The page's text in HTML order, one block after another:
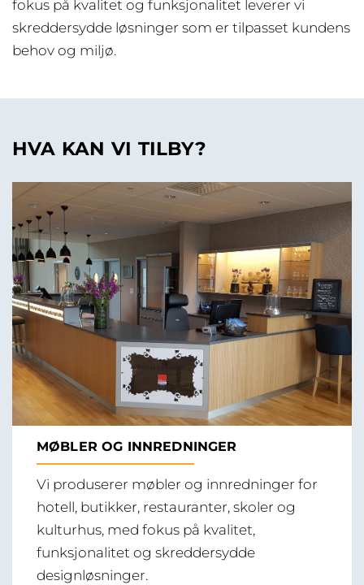
fokus på kvalitet og funksjonalitet leverer vi
skreddersydde løsninger som er tilpasset kundens
behov og miljø.
HVA KAN VI TILBY?
MØBLER OG INNREDNINGER
Vi produserer møbler og innredninger for
hotell, butikker, restauranter, skoler og
kulturhus, med fokus på kvalitet,
funksjonalitet og skreddersydde
designløsninger.